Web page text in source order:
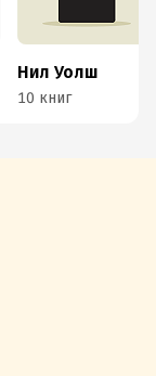
Нил Уолш
10 книг